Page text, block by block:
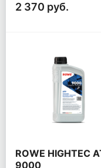
2 370 руб.
ROWE HIGHTEC
9000